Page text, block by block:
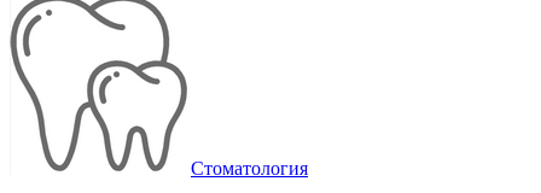
Стоматология